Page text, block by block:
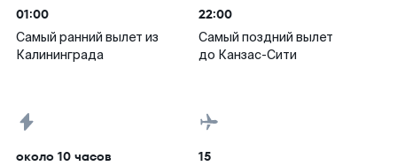
01:00
Самый ранний вылет из
Калининграда
22:00
Самый поздний вылет
до Канзас-Сити
около 10 часов 15